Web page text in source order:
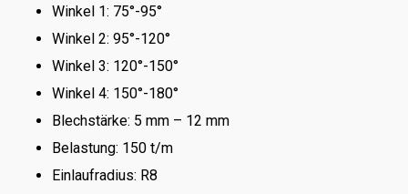
Winkel 1: 75°-95°
Winkel 2: 95°-120°
Winkel 3: 120°-150°
Winkel 4: 150°-180°
Blechstärke: 5 mm – 12 mm
Belastung: 150 t/m
Einlaufradius: R8